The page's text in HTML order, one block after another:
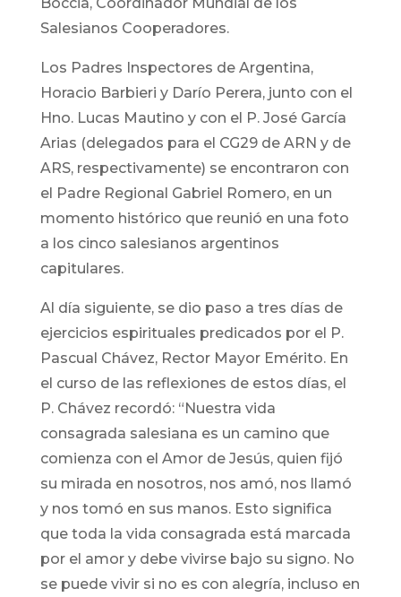
Salesianos Cooperadores.
Los Padres Inspectores de Argentina,
Horacio Barbieri y Darío Perera, junto con el
Hno. Lucas Mautino y con el P. José García
Arias (delegados para el CG29 de ARN y de
ARS, respectivamente) se encontraron con
el Padre Regional Gabriel Romero, en un
momento histórico que reunió en una foto
a los cinco salesianos argentinos
capitulares.
Al día siguiente, se dio paso a tres días de
ejercicios espirituales predicados por el P.
Pascual Chávez, Rector Mayor Emérito. En
el curso de las reflexiones de estos días, el
P. Chávez recordó: “Nuestra vida
consagrada salesiana es un camino que
comienza con el Amor de Jesús, quien fijó
su mirada en nosotros, nos amó, nos llamó
y nos tomó en sus manos. Esto significa
que toda la vida consagrada está marcada
por el amor y debe vivirse bajo su signo. No
se puede vivir si no es con alegría, incluso en